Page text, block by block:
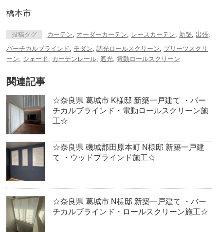
橋本市
投稿タグ カーテン オーダーカーテン レースカーテン 新築 出張
バーチカルブラインド
モダン ,調光ロールスクリーン
プリーツスクリ
ーン
シェード カーテンレール ,遮光 電動ロールスクリーン
関連記事
☆奈良県 葛城市 K様邸 新築一戸建て ・バー
チカルブラインド・電動ロールスクリーン施
工☆
☆奈良県 磯城郡田原本町 N様邸 新築一戸建
て ・ウッドブラインド施工☆
☆奈良県 葛城市 N様邸 新築一戸建て ・バー
チカルブラインド・ロールスクリーン施工☆